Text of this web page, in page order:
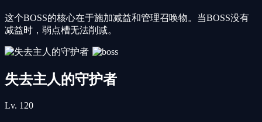
这个BOSS的核心在于施加减益和管理召唤物。当BOSS没有
减益时，弱点槽无法削减。
失去主人的守护者
Lv. 120